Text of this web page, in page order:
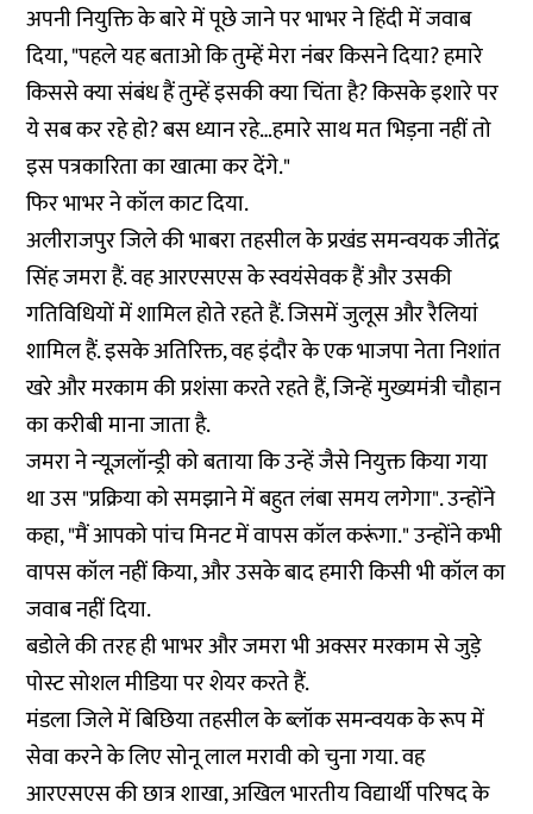
अपनी नियुक्ति के बारे में पूछे जाने पर भाभर ने हिंदी में जवाब
दिया, "पहले यह बताओ कि तुम्हें मेरा नंबर किसने दिया? हमारे
किससे क्या संबंध हैं तुम्हें इसकी क्या चिंता है? किसके इशारे पर
ये सब कर रहे हो? बस ध्यान रहे…हमारे साथ मत भिड़ना नहीं तो
इस पत्रकारिता का खात्मा कर देंगे."
फिर भाभर ने कॉल काट दिया.
अलीराजपुर जिले की भाबरा तहसील के प्रखंड समन्वयक जीतेंद्र
सिंह जमरा हैं. वह आरएसएस के स्वयंसेवक हैं और उसकी
गतिविधियों में शामिल होते रहते हैं. जिसमें जुलूस और रैलियां
शामिल हैं. इसके अतिरिक्त, वह इंदौर के एक भाजपा नेता निशांत
खरे और मरकाम की प्रशंसा करते रहते हैं, जिन्हें मुख्यमंत्री चौहान
का करीबी माना जाता है.
जमरा ने न्यूज़लॉन्ड्री को बताया कि उन्हें जैसे नियुक्त किया गया
था उस "प्रक्रिया को समझाने में बहुत लंबा समय लगेगा". उन्होंने
कहा, "मैं आपको पांच मिनट में वापस कॉल करूंगा." उन्होंने कभी
वापस कॉल नहीं किया, और उसके बाद हमारी किसी भी कॉल का
जवाब नहीं दिया.
बडोले की तरह ही भाभर और जमरा भी अक्सर मरकाम से जुड़े
पोस्ट सोशल मीडिया पर शेयर करते हैं.
मंडला जिले में बिछिया तहसील के ब्लॉक समन्वयक के रूप में
सेवा करने के लिए सोनू लाल मरावी को चुना गया. वह
आरएसएस की छात्र शाखा, अखिल भारतीय विद्यार्थी परिषद के